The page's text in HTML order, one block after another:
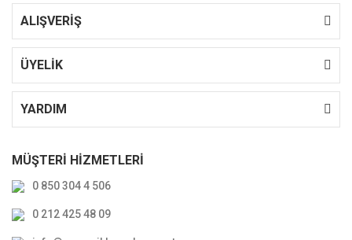
ALIŞVERİŞ
ÜYELİK
YARDIM
MÜŞTERİ HİZMETLERİ
0 850 304 4 506
0 212 425 48 09